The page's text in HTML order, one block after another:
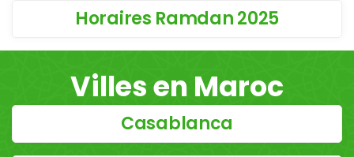
Horaires Ramdan 2025
Villes en Maroc
Casablanca